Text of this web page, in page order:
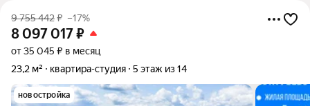
9 755 442₽ –17%
8 097 017₽
от 35 045 ₽ в месяц
23,2 м²
квартира-студия 5 этаж из 14
новостройка